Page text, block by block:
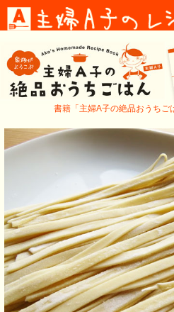
書籍「主婦A子の絶品おうちご